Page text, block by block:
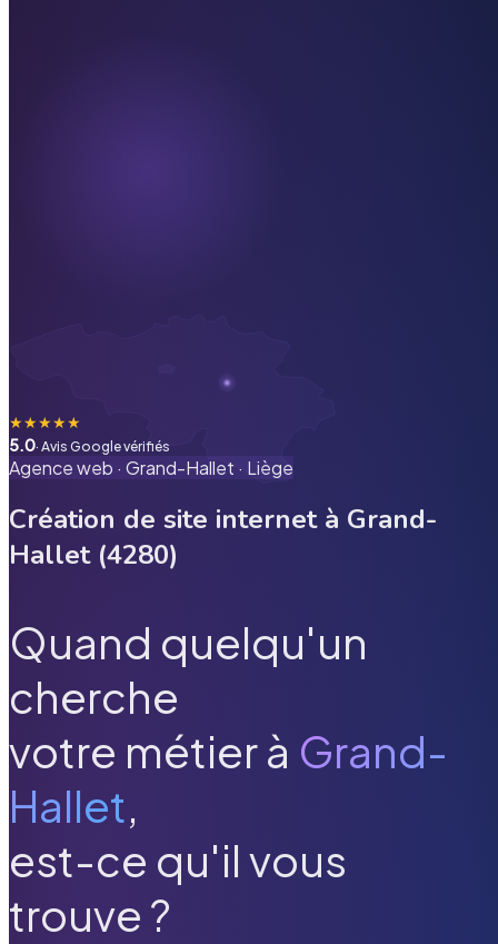
★★★★★
5.0· Avis Google vérifiés
Agence web · Grand-Hallet · Liège
Création de site internet à Grand-
Hallet(4280)
Quand quelqu'un
cherche
votre métier à Grand-
Hallet,
est-ce qu'il vous
trouve ?